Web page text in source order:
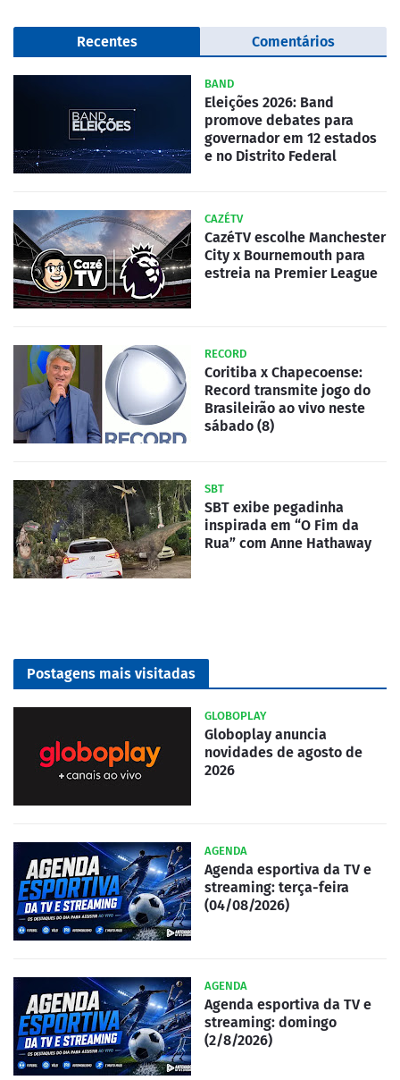
Recentes Comentários
BAND
Eleições 2026: Band
promove debates para
governador em 12 estados
e no Distrito Federal
CAZÉTV
CazéTV escolhe Manchester
City x Bournemouth para
estreia na Premier League
RECORD
Coritiba x Chapecoense:
Record transmite jogo do
Brasileirão ao vivo neste
sábado (8)
SBT
SBT exibe pegadinha
inspirada em “O Fim da
Rua” com Anne Hathaway
Postagens mais visitadas
GLOBOPLAY
Globoplay anuncia
novidades de agosto de
2026
AGENDA
Agenda esportiva da TV e
streaming: terça-feira
(04/08/2026)
AGENDA
Agenda esportiva da TV e
streaming: domingo
(2/8/2026)